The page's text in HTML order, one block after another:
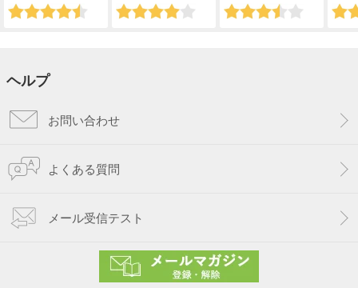
ヘルプ
お問い合わせ
よくある質問
メール受信テスト